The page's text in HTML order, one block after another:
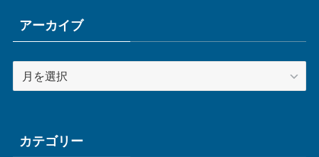
アーカイブ
ブカテゴリー